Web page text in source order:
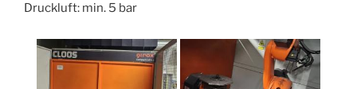
Druckluft: min. 5 bar